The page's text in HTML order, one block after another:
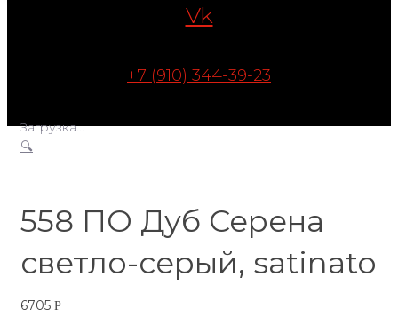
Vk
+7 (910) 344-39-23
Загрузка...
🔍
558 ПО Дуб Серена
светло-серый, satinato
6705 Р